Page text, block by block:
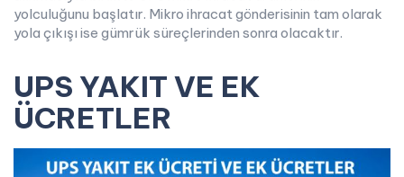
yolculuğunu başlatır. Mikro ihracat gönderisinin tam olarak
yola çıkışı ise gümrük süreçlerinden sonra olacaktır.
UPS YAKIT VE EK
ÜCRETLER